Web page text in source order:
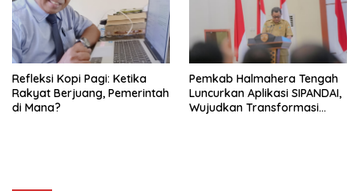
Refleksi Kopi Pagi: Ketika
Rakyat Berjuang, Pemerintah
di Mana?
Pemkab Halmahera Tengah
Luncurkan Aplikasi SIPANDAI,
Wujudkan Transformasi